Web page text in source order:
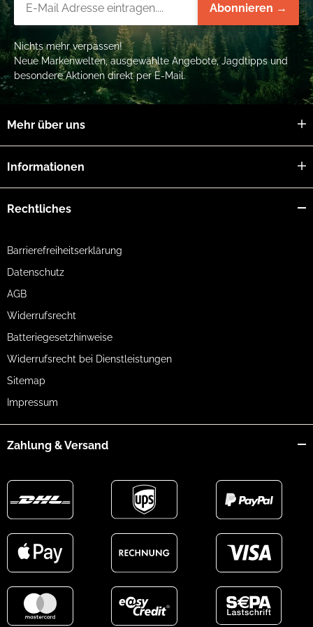
Abonnieren →
Nichts mehr verpassen!
Neue Markenwelten, ausgewählte Angebote, Jagdtipps und
besondere Aktionen direkt per E-Mail.
Mehr über uns
Informationen
Rechtliches
Barrierefreiheitserklärung
Datenschutz
AGB
Widerrufsrecht
Batteriegesetzhinweise
Widerrufsrecht bei Dienstleistungen
Sitemap
Impressum
Zahlung & Versand